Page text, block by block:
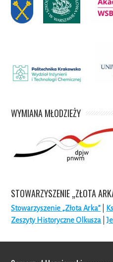
WYMIANA MŁODZIEŻY
STOWARZYSZENIE „ZŁOTA
Stowarzyszenie „Złota Arka”
Zeszyty Historyczne Olkusza |